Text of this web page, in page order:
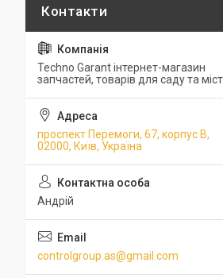
Techno Garant інтернет-магазин
запчастей, товарів для саду та
проспект Перемоги, 67, корпус В,
02000, Київ, Україна
Андрій
controlgroup.as@gmail.com